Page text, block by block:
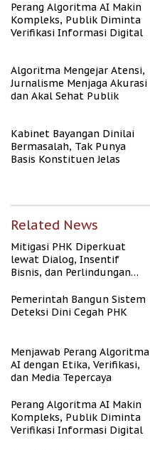
Perang Algoritma AI Makin
Kompleks, Publik Diminta
Verifikasi Informasi Digital
Algoritma Mengejar Atensi,
Jurnalisme Menjaga Akurasi
dan Akal Sehat Publik
Kabinet Bayangan Dinilai
Bermasalah, Tak Punya
Basis Konstituen Jelas
Related News
Mitigasi PHK Diperkuat
lewat Dialog, Insentif
Bisnis, dan Perlindungan
Pemerintah Bangun Sistem
Deteksi Dini Cegah PHK
Menjawab Perang Algoritma
AI dengan Etika, Verifikasi,
dan Media Tepercaya
Perang Algoritma AI Makin
Kompleks, Publik Diminta
Verifikasi Informasi Digital